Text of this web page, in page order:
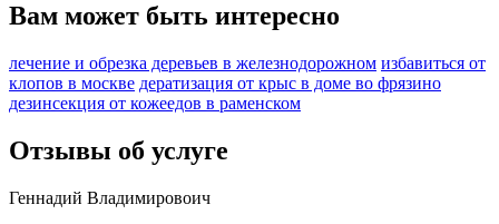
Вам может быть интересно
лечение и обрезка деревьев в железнодорожном избавиться от
клопов в москве дератизация от крыс в доме во фрязино
дезинсекция от кожеедов в раменском
Отзывы об услуге
Геннадий Владимировоич